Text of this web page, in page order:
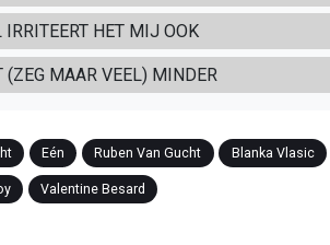
IRRITEERT HET MIJ OOK
(ZEG MAAR VEEL) MINDER
Eén Ruben Van Gucht Blanka Vlasic
Valentine Besard